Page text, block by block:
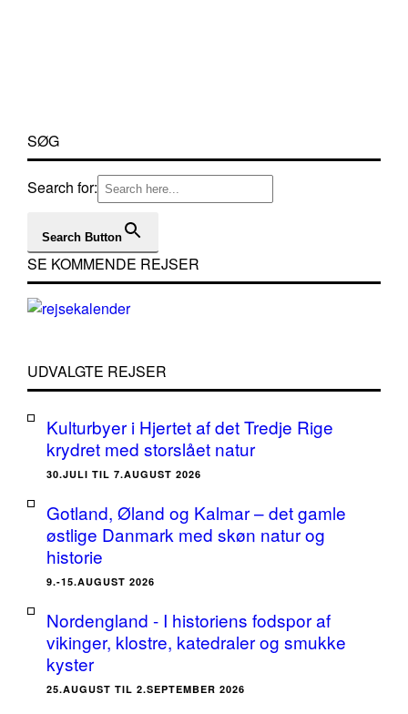
SØG
Search for:
Search Button
SE KOMMENDE REJSER
UDVALGTE REJSER
Kulturbyer i Hjertet af det Tredje Rige
krydret med storslået natur
30.JULI TIL 7.AUGUST 2026
Gotland, Øland og Kalmar – det gamle
østlige Danmark med skøn natur og
historie
9.-15.AUGUST 2026
Nordengland - I historiens fodspor af
vikinger, klostre, katedraler og smukke
kyster
25.AUGUST TIL 2.SEPTEMBER 2026